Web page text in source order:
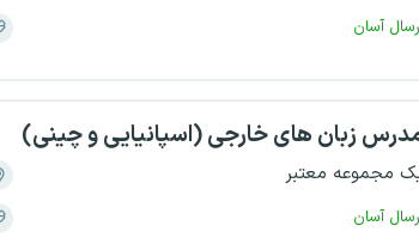
آسان
زبان های خارجی (اسپانیایی و چینی)
مجموعه معتبر
آسان